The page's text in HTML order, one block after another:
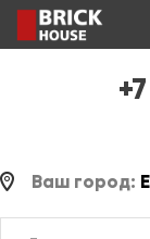
Ваш город: